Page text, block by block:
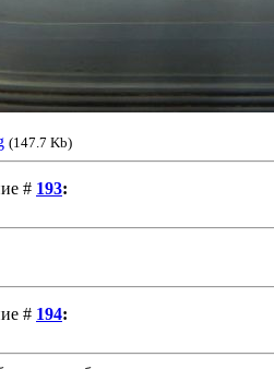
(147.7 Kb)
# 193:
# 194: